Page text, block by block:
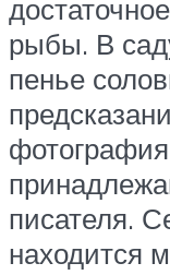
рыбы. В
пенье
писателя.
находится